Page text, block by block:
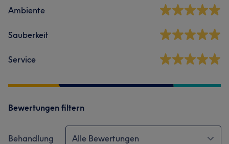
Ambiente
Sauberkeit
Service
Bewertungen filtern
Behandlung Alle Bewertungen